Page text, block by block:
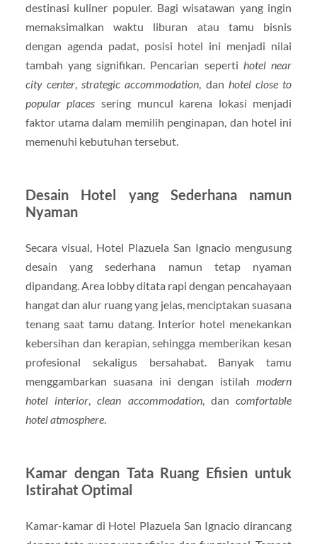
destinasi kuliner populer. Bagi wisatawan yang ingin
memaksimalkan waktu liburan atau tamu bisnis
dengan agenda padat, posisi hotel ini menjadi nilai
tambah yang signifikan. Pencarian seperti hotel near
city center,strategic accommodation, dan hotel close to
popular places sering muncul karena lokasi menjadi
faktor utama dalam memilih penginapan, dan hotel ini
memenuhi kebutuhan tersebut.
Desain Hotel yang Sederhana namun
Nyaman
Secara visual, Hotel Plazuela San Ignacio mengusung
desain yang sederhana namun tetap nyaman
dipandang. Area lobby ditata rapi dengan pencahayaan
hangat dan alur ruang yang jelas, menciptakan suasana
tenang saat tamu datang. Interior hotel menekankan
kebersihan dan kerapian, sehingga memberikan kesan
profesional sekaligus bersahabat. Banyak tamu
menggambarkan suasana ini dengan istilahmodern
hotel interior,clean accommodation, dancomfortable
hotel atmosphere.
Kamar dengan Tata Ruang Efisien untuk
Istirahat Optimal
Kamar-kamar di Hotel Plazuela San Ignacio dirancang